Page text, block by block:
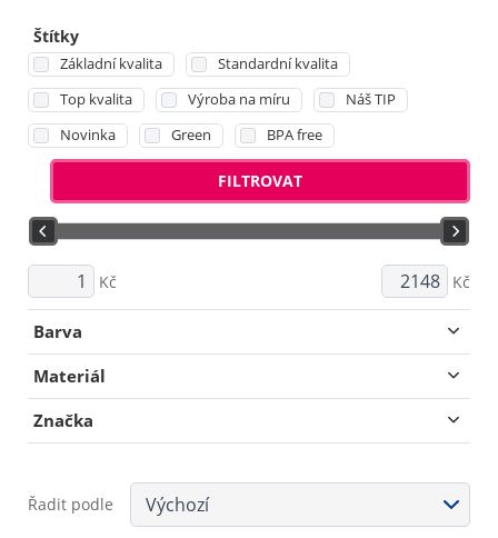
Kč Kč
Barva
Materiál
Značka
Štítky
Základní kvalita
Standardní kvalita
Top kvalita
Výroba na míru
Náš TIP
Novinka
Green BPA free
FILTROVAT
Řadit podle